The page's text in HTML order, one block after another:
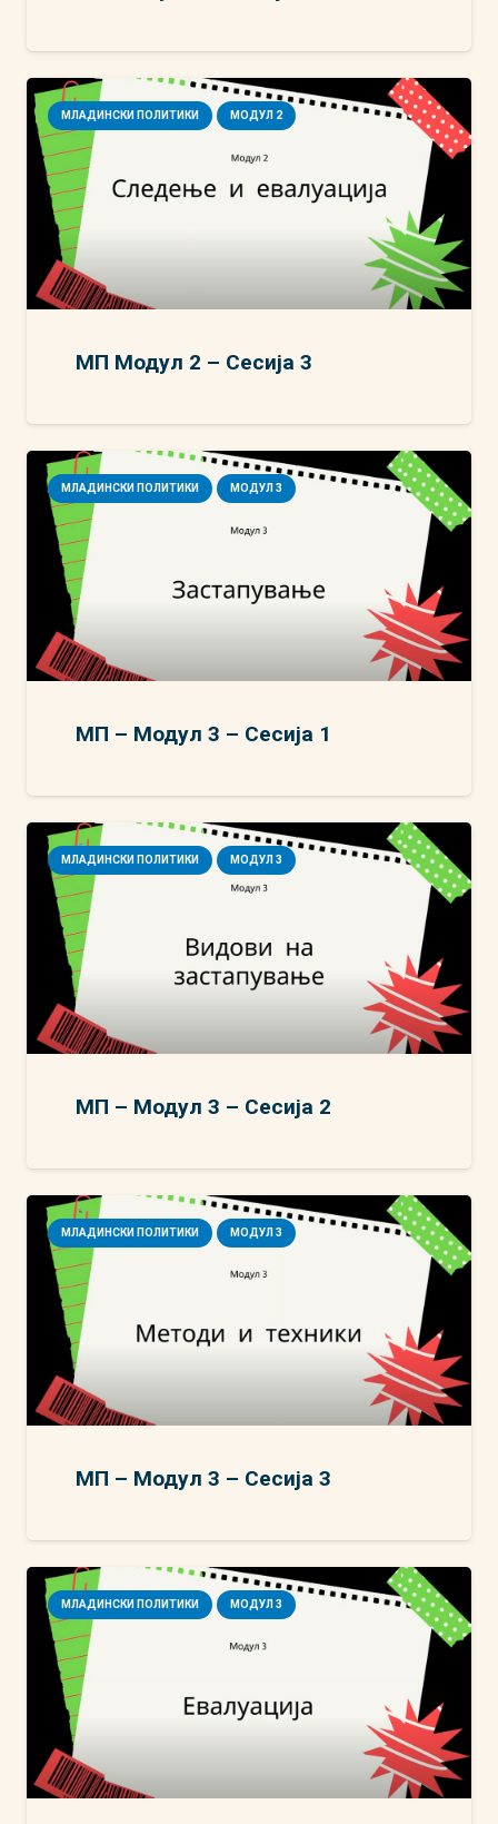
МЛАДИНСКИ ПОЛИТИКИ МОДУЛ 2
МП Модул 2 – Сесија 3
МЛАДИНСКИ ПОЛИТИКИ МОДУЛ 3
МП – Модул 3 – Сесија 1
МЛАДИНСКИ ПОЛИТИКИ МОДУЛ 3
МП – Модул 3 – Сесија 2
МЛАДИНСКИ ПОЛИТИКИ МОДУЛ 3
МП – Модул 3 – Сесија 3
МЛАДИНСКИ ПОЛИТИКИ МОДУЛ 3